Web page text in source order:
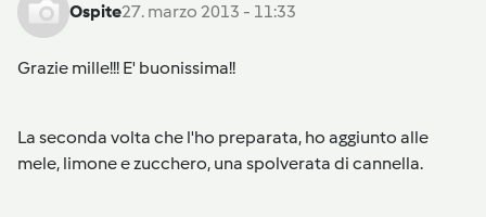
Ospite27. marzo 2013 - 11:33
Grazie mille!!! E' buonissima!!
La seconda volta che l'ho preparata, ho aggiunto alle
mele, limone e zucchero, una spolverata di cannella.